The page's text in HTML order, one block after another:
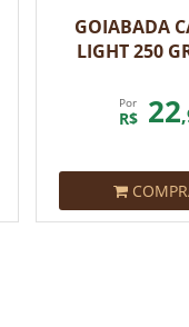
GOIABADA
LIGHT 250
Por
R$ 22